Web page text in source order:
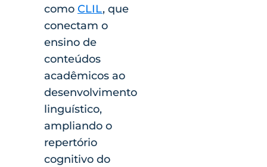
como CLIL, que
conectam o
ensino de
conteúdos
acadêmicos ao
desenvolvimento
linguístico,
ampliando o
repertório
cognitivo do